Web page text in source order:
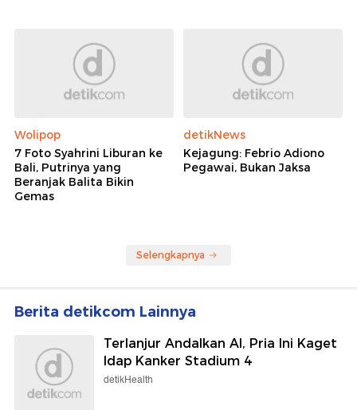
Wolipop
7 Foto Syahrini Liburan ke
Bali, Putrinya yang
Beranjak Balita Bikin
Gemas
detikNews
Kejagung: Febrio Adiono
Pegawai, Bukan Jaksa
Selengkapnya
Berita detikcom Lainnya
Terlanjur Andalkan AI, Pria Ini Kaget
Idap Kanker Stadium 4
detikHealth